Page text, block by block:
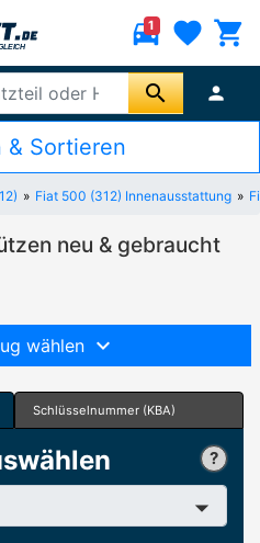
directions_car
1 favorite shopping_cart
search person
& Sortieren
Fiat 500 (312) Innenausstattung
neu & gebraucht
wählen
Schlüsselnummer (KBA)